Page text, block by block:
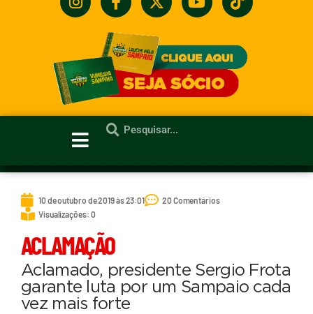
10 de outubro de 2019 às 23:01
20 Comentários
Visualizações: 0
ACLAMAÇÃO
Aclamado, presidente Sergio Frota
garante luta por um Sampaio cada
vez mais forte